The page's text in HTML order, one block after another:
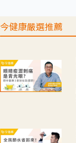
今健康嚴選推薦